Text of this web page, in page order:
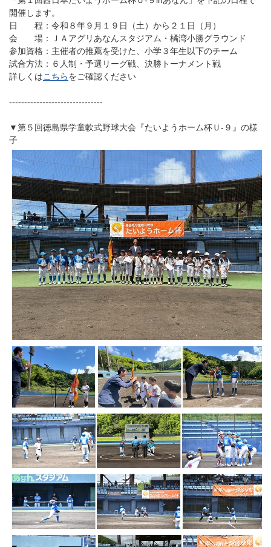
開催します。
日 程：令和８年９月１９日（土）から２１日（月）
会 場：ＪＡアグリあなんスタジアム・橘湾小勝グラウンド
参加資格：主催者の推薦を受けた、小学３年生以下のチーム
試合方法：６人制・予選リーグ戦、決勝トーナメント戦
詳しくはこちらをご確認ください
-------------------------------
▼第５回徳島県学童軟式野球大会『たいようホーム杯Ｕ-９』の様
子